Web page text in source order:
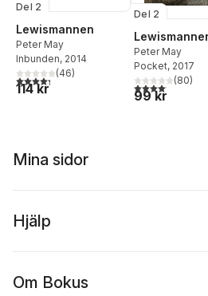
Del 2
Lewismannen
Peter May
Inbunden, 2014
4,3utav 5 stjärnor. Totalt antal röster:
(46)
114 kr
Del 2
Peter May
Pocket, 2017
4,1utav 5(80)
99 kr
Mina sidor
Hjälp
Om Bokus